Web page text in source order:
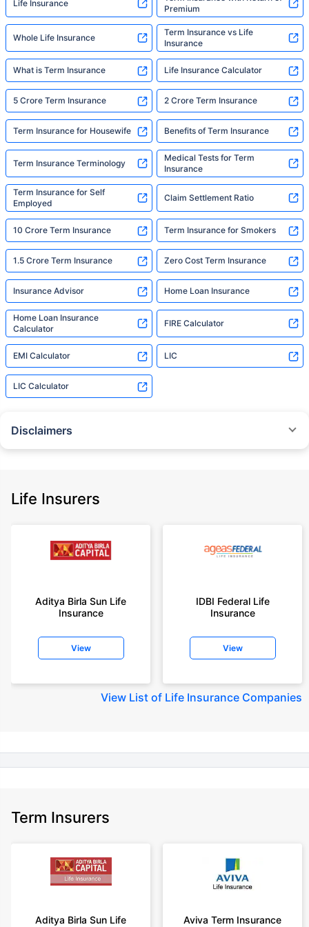
Life Insurance
Premium
Whole Life Insurance
Term Insurance vs Life
Insurance
What is Term Insurance Life Insurance Calculator
5 Crore Term Insurance 2 Crore Term Insurance
Term Insurance for Housewife Benefits of Term Insurance
Term Insurance Terminology
Medical Tests for Term
Insurance
Term Insurance for Self
Employed
Claim Settlement Ratio
10 Crore Term Insurance Term Insurance for Smokers
1.5 Crore Term Insurance Zero Cost Term Insurance
Insurance Advisor Home Loan Insurance
Home Loan Insurance
Calculator
FIRE Calculator
EMI Calculator LIC
LIC Calculator
Disclaimers
Policybazaar does not endorse, rate or recommend any particular insurer
+On the basis of your profile
years of age, rounded off to nearest 10
insurance for an 18 year-old male, non-smoker, with no pre-existing
diseases, cover upto 30 years of age rounded off to nearest 10
old male, non-smoker, with no pre-existing diseases, cover upto 30 years
+Rs. 15/day is starting price for a 75 lakhs term life insurance for an 18
+Rs. 504/month is starting price for a 1.5 crore term life insurance for an 18
+Rs. 494/month is starting price for a 2 crore term life insurance for an 18
year-old male, non-smoker, with no pre-existing diseases, cover upto 30
+Rs. 636/month is starting price for a 3 crore term life insurance for an 18
Life Insurers
Aditya Birla Sun Life
Insurance
View
IDBI Federal Life
Insurance
View
View List of Life Insurance Companies
Term Insurers
Aditya Birla Sun Life
Aviva Term Insurance